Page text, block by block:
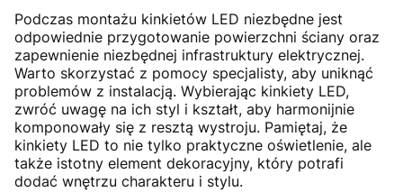
Podczas montażu kinkietów LED niezbędne jest
odpowiednie przygotowanie powierzchni ściany oraz
zapewnienie niezbędnej infrastruktury elektrycznej.
Warto skorzystać z pomocy specjalisty, aby uniknąć
problemów z instalacją. Wybierając kinkiety LED,
zwróć uwagę na ich styl i kształt, aby harmonijnie
komponowały się z resztą wystroju. Pamiętaj, że
kinkiety LED to nie tylko praktyczne oświetlenie, ale
także istotny element dekoracyjny, który potrafi
dodać wnętrzu charakteru i stylu.